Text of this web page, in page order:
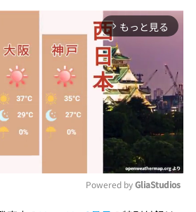
arrow_forward_ios もっと見る
Powered by GliaStudios